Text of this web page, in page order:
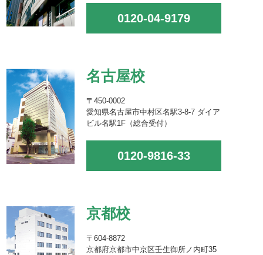
0120-04-9179
名古屋校
〒450-0002
愛知県名古屋市中村区名駅3-8-7 ダイア
ビル名駅1F（総合受付）
0120-9816-33
京都校
〒604-8872
京都府京都市中京区壬生御所ノ内町35